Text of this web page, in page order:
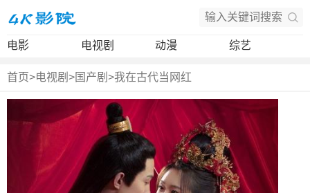
电影 电视剧 动漫 综艺
首页>电视剧 >国产剧 >我在古代当网红